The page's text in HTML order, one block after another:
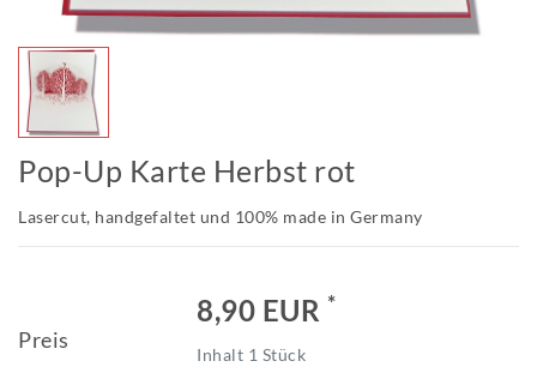
Pop-Up Karte Herbst rot
Lasercut, handgefaltet und 100% made in Germany
Preis
8,90 EUR *
Inhalt 1 Stück